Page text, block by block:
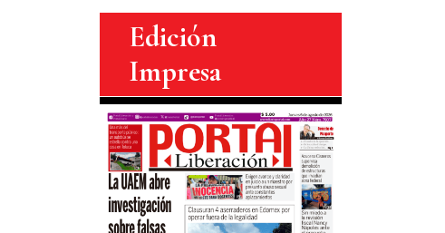
Edición
Impresa